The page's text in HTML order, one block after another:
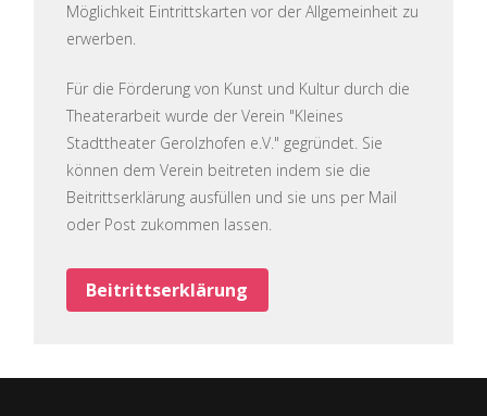
Möglichkeit Eintrittskarten vor der Allgemeinheit zu
erwerben.
Für die Förderung von Kunst und Kultur durch die
Theaterarbeit wurde der Verein "Kleines
Stadttheater Gerolzhofen e.V." gegründet. Sie
können dem Verein beitreten indem sie die
Beitrittserklärung ausfüllen und sie uns per Mail
oder Post zukommen lassen.
Beitrittserklärung